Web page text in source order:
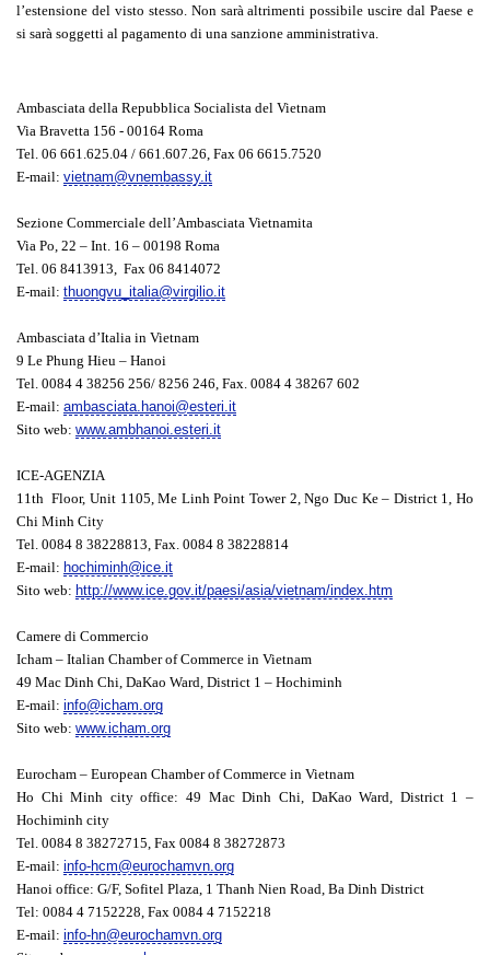
l’estensione del visto stesso. Non sarà altrimenti possibile uscire dal Paese e
si sarà soggetti al pagamento di una sanzione amministrativa.
Ambasciata della Repubblica Socialista del Vietnam
Via Bravetta 156 - 00164 Roma
Tel. 06 661.625.04 / 661.607.26, Fax 06 6615.7520
E-mail: vietnam@vnembassy.it
Sezione Commerciale dell’Ambasciata Vietnamita
Via Po, 22 – Int. 16 – 00198 Roma
Tel. 06 8413913, Fax 06 8414072
E-mail: thuongvu_italia@virgilio.it
Ambasciata d’Italia in Vietnam
9 Le Phung Hieu – Hanoi
Tel. 0084 4 38256 256/ 8256 246, Fax. 0084 4 38267 602
E-mail: ambasciata.hanoi@esteri.it
Sito web: www.ambhanoi.esteri.it
ICE-AGENZIA
11th Floor, Unit 1105, Me Linh Point Tower 2, Ngo Duc Ke – District 1, Ho
Chi Minh City
Tel. 0084 8 38228813, Fax. 0084 8 38228814
E-mail: hochiminh@ice.it
Sito web: http://www.ice.gov.it/paesi/asia/vietnam/index.htm
Camere di Commercio
Icham – Italian Chamber of Commerce in Vietnam
49 Mac Dinh Chi, DaKao Ward, District 1 – Hochiminh
E-mail: info@icham.org
Sito web: www.icham.org
Eurocham – European Chamber of Commerce in Vietnam
Ho Chi Minh city office: 49 Mac Dinh Chi, DaKao Ward, District 1 –
Hochiminh city
Tel. 0084 8 38272715, Fax 0084 8 38272873
E-mail: info-hcm@eurochamvn.org
Hanoi office: G/F, Sofitel Plaza, 1 Thanh Nien Road, Ba Dinh District
Tel: 0084 4 7152228, Fax 0084 4 7152218
E-mail: info-hn@eurochamvn.org